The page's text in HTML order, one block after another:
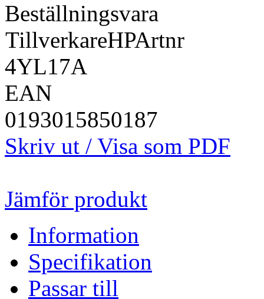
Beställningsvara
TillverkareHPArtnr
4YL17A
EAN
0193015850187
Skriv ut / Visa som PDF
Jämför produkt
Information
Specifikation
Passar till